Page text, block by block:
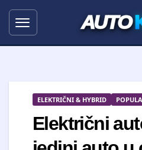
AUTO
ELEKTRIČNI & HYBRID
Električni